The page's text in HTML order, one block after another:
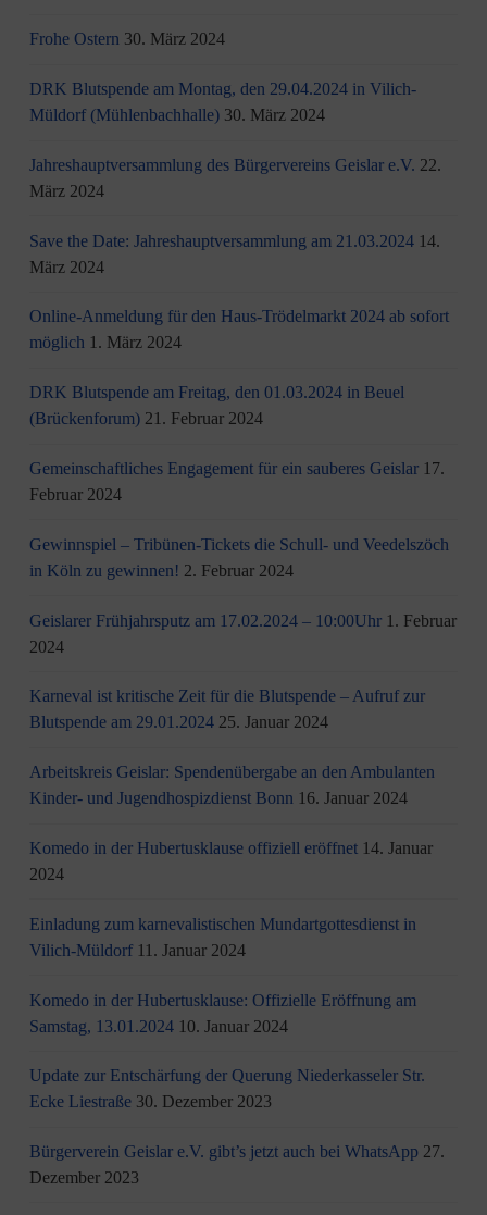
Frohe Ostern 30. März 2024
DRK Blutspende am Montag, den 29.04.2024 in Vilich-
Müldorf (Mühlenbachhalle) 30. März 2024
Jahreshauptversammlung des Bürgervereins Geislar e.V. 22.
März 2024
Save the Date: Jahreshauptversammlung am 21.03.2024 14.
März 2024
Online-Anmeldung für den Haus-Trödelmarkt 2024 ab sofort
möglich 1. März 2024
DRK Blutspende am Freitag, den 01.03.2024 in Beuel
(Brückenforum) 21. Februar 2024
Gemeinschaftliches Engagement für ein sauberes Geislar 17.
Februar 2024
Gewinnspiel – Tribünen-Tickets die Schull- und Veedelszöch
in Köln zu gewinnen! 2. Februar 2024
Geislarer Frühjahrsputz am 17.02.2024 – 10:00Uhr 1. Februar
2024
Karneval ist kritische Zeit für die Blutspende – Aufruf zur
Blutspende am 29.01.2024 25. Januar 2024
Arbeitskreis Geislar: Spendenübergabe an den Ambulanten
Kinder- und Jugendhospizdienst Bonn 16. Januar 2024
Komedo in der Hubertusklause offiziell eröffnet 14. Januar
2024
Einladung zum karnevalistischen Mundartgottesdienst in
Vilich-Müldorf 11. Januar 2024
Komedo in der Hubertusklause: Offizielle Eröffnung am
Samstag, 13.01.2024 10. Januar 2024
Update zur Entschärfung der Querung Niederkasseler Str.
Ecke Liestraße 30. Dezember 2023
Bürgerverein Geislar e.V. gibt’s jetzt auch bei WhatsApp 27.
Dezember 2023